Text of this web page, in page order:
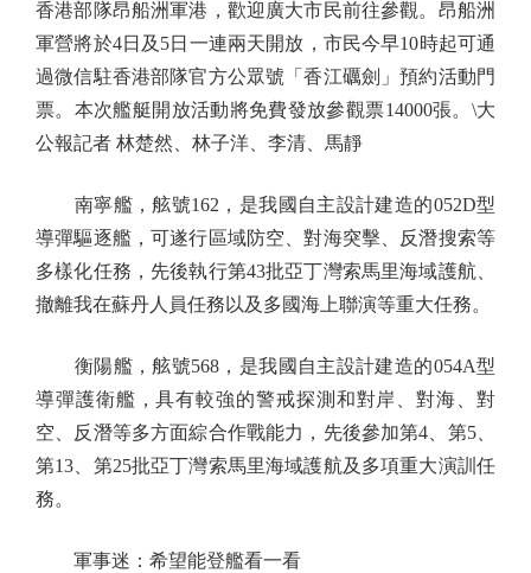
香港部隊昂船洲軍港，歡迎廣大市民前往參觀。昂船洲
軍營將於4日及5日一連兩天開放，市民今早10時起可通
過微信駐香港部隊官方公眾號「香江礪劍」預約活動門
票。本次艦艇開放活動將免費發放參觀票14000張。\大
公報記者 林楚然、林子洋、李清、馬靜
南寧艦，舷號162，是我國自主設計建造的052D型
導彈驅逐艦，可遂行區域防空、對海突擊、反潛搜索等
多樣化任務，先後執行第43批亞丁灣索馬里海域護航、
撤離我在蘇丹人員任務以及多國海上聯演等重大任務。
衡陽艦，舷號568，是我國自主設計建造的054A型
導彈護衛艦，具有較強的警戒探測和對岸、對海、對
空、反潛等多方面綜合作戰能力，先後參加第4、第5、
第13、第25批亞丁灣索馬里海域護航及多項重大演訓任
務。
軍事迷：希望能登艦看一看